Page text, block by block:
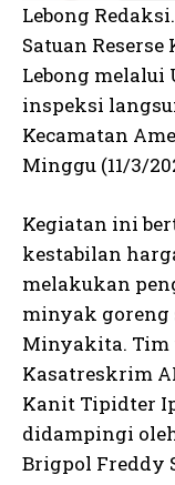
Lebong
Satuan
Lebong
inspeksi
Kecamatan
Minggu (11/3/
Kegiatan ini
kestabilan
melakukan
minyak goreng
Minyakita.
Kasatreskrim
Kanit Tipidter
didampingi
Brigpol Freddy